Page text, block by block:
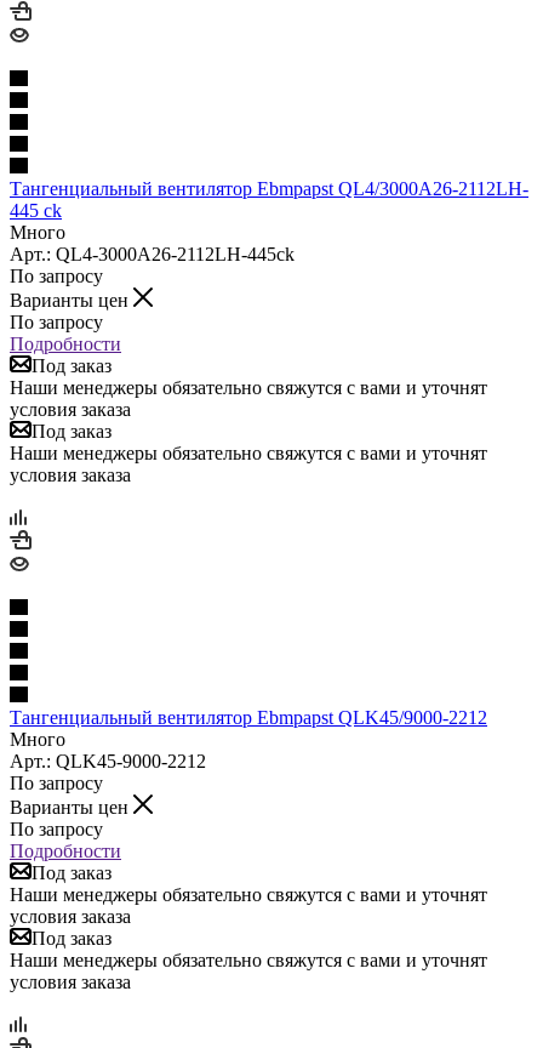
Тангенциальный вентилятор Ebmpapst QL4/3000A26-2112LH-
445 ck
Много
Арт.: QL4-3000A26-2112LH-445ck
По запросу
Варианты цен
По запросу
Подробности
Под заказ
Наши менеджеры обязательно свяжутся с вами и уточнят
условия заказа
Под заказ
Наши менеджеры обязательно свяжутся с вами и уточнят
условия заказа
Тангенциальный вентилятор Ebmpapst QLK45/9000-2212
Много
Арт.: QLK45-9000-2212
По запросу
Варианты цен
По запросу
Подробности
Под заказ
Наши менеджеры обязательно свяжутся с вами и уточнят
условия заказа
Под заказ
Наши менеджеры обязательно свяжутся с вами и уточнят
условия заказа